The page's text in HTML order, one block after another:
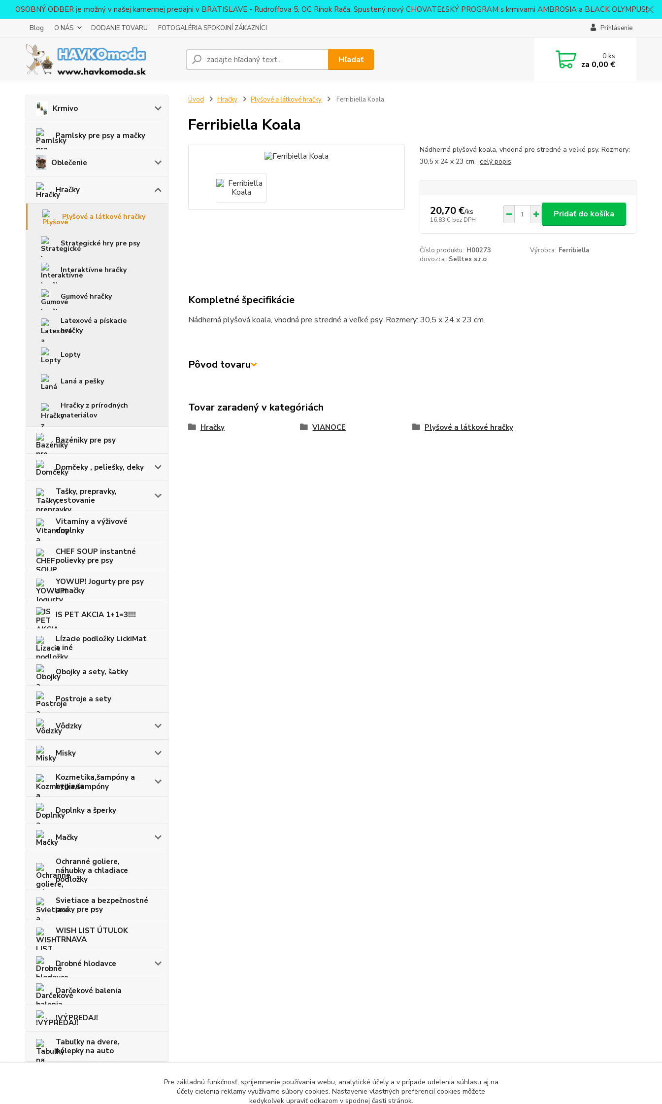
OSOBNÝ ODBER je možný v našej kamennej predajni v BRATISLAVE - Rudroffova 5, OC Rínok Rača. Spustený nový CHOVATEĽSKÝ PROGRAM s krmivami AMBROSIA a BLACK OLYMPUS!
Blog O NÁS DODANIE TOVARU FOTOGALÉRIA SPOKOJNÍ ZÁKAZNÍCI Prihlásenie
Hľadať 0ks
za 0,00 €
Krmivo
Pamlsky pre psy a mačky
Oblečenie
Hračky
Plyšové a látkové hračky
Strategické hry pre psy
Interaktívne hračky
Gumové hračky
Latexové a pískacie
hračky
Lopty
Laná a pešky
Hračky z prírodných
materiálov
Bazéniky pre psy
Domčeky , peliešky, deky
Tašky, prepravky,
cestovanie
Vitamíny a výživové
doplnky
CHEF SOUP instantné
polievky pre psy
YOWUP! Jogurty pre psy
a mačky
IS PET AKCIA 1+1=3!!!!
Lízacie podložky LickiMat
a iné
Obojky a sety, šatky
Postroje a sety
Vôdzky
Misky
Kozmetika,šampóny a
hygiena
Doplnky a šperky
Mačky
Ochranné goliere,
náhubky a chladiace
podložky
Svietiace a bezpečnostné
prvky pre psy
WISH LIST ÚTULOK
TRNAVA
Drobné hlodavce
Darčekové balenia
!VÝPREDAJ!
Tabuľky na dvere,
nálepky na auto
Úvod Hračky Plyšové a látkové hračky Ferribiella Koala
Ferribiella Koala
Nádherná plyšová koala, vhodná pre stredné a veľké psy. Rozmery:
30,5 x 24 x 23 cm. celý popis
20,70 €/ks
16,83 € bez DPH
Pridať do košíka
Číslo produktu: H00273 Výrobca: Ferribiella
dovozca: Selltex s.r.o
Kompletné špecifikácie
Nádherná plyšová koala, vhodná pre stredné a veľké psy. Rozmery: 30,5 x 24 x 23 cm.
Pôvod tovaru
Tovar zaradený v kategóriách
Hračky VIANOCE Plyšové a látkové hračky
Pre základnú funkčnosť, spríjemnenie používania webu, analytické účely a v prípade udelenia súhlasu aj na
účely cielenia reklamy využívame súbory cookies. Nastavenie vlastných preferencií cookies môžete
kedykoľvek upraviť odkazom v spodnej časti stránok.